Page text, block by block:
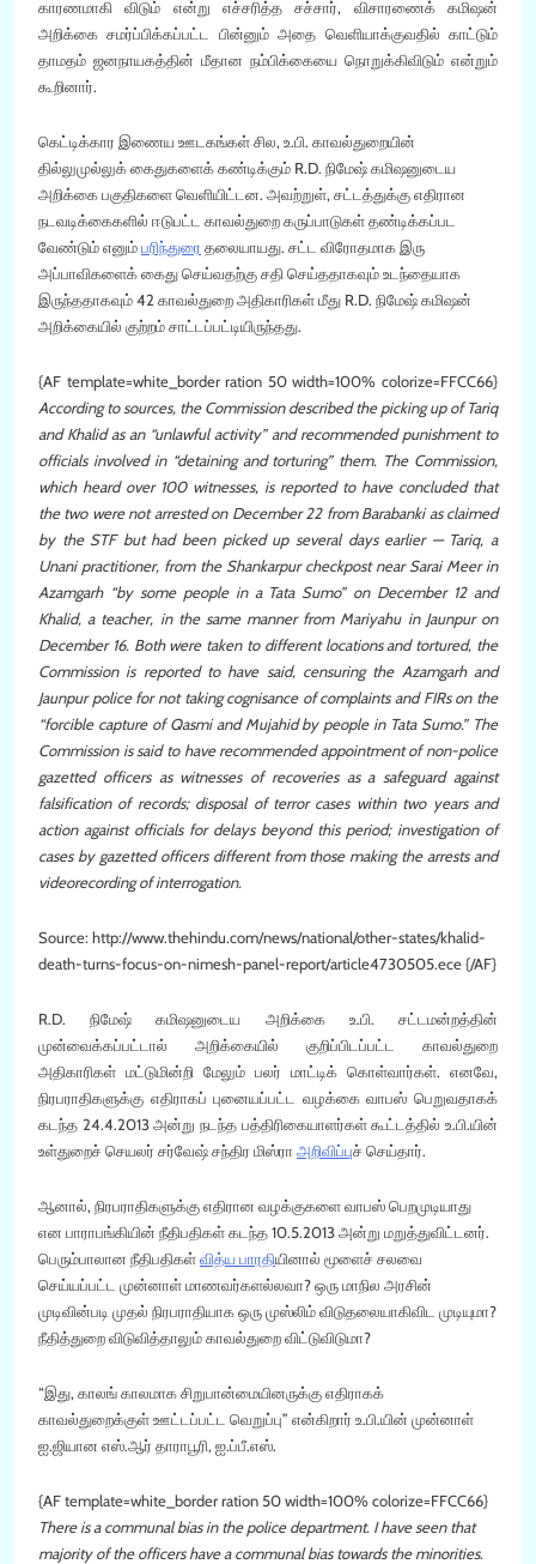
காரணமாகி விடும் என்று எச்சரித்த சச்சார், விசாரணைக் கமிஷன்
அறிக்கை சமர்ப்பிக்கப்பட்ட பின்னும் அதை வெளியாக்குவதில் காட்டும்
தாமதம் ஜனநாயகத்தின் மீதான நம்பிக்கையை நொறுக்கிவிடும் என்றும்
கூறினார்.
கெட்டிக்கார இணைய ஊடகங்கள் சில, உ.பி. காவல்துறையின்
தில்லுமுல்லுக் கைதுகளைக் கண்டிக்கும் R.D. நிமேஷ் கமிஷனுடைய
அறிக்கை பகுதிகளை வெளியிட்டன. அவற்றுள், சட்டத்துக்கு எதிரான
நடவடிக்கைகளில் ஈடுபட்ட காவல்துறை கருப்பாடுகள் தண்டிக்கப்பட
வேண்டும் எனும்பரிந்துரை தலையாயது. சட்ட விரோதமாக இரு
அப்பாவிகளைக் கைது செய்வதற்கு சதி செய்ததாகவும் உடந்தையாக
இருந்ததாகவும் 42 காவல்துறை அதிகாரிகள் மீது R.D. நிமேஷ் கமிஷன்
அறிக்கையில் குற்றம் சாட்டப்பட்டியிருந்தது.
{AF template=white_border ration 50 width=100% colorize=FFCC66}
According to sources, the Commission described the picking up of Tariq
and Khalid as an “unlawful activity” and recommended punishment to
officials involved in “detaining and torturing” them. The Commission,
which heard over 100 witnesses, is reported to have concluded that
the two were not arrested on December 22 from Barabanki as claimed
by the STF but had been picked up several days earlier — Tariq, a
Unani practitioner, from the Shankarpur checkpost near Sarai Meer in
Azamgarh “by some people in a Tata Sumo” on December 12 and
Khalid, a teacher, in the same manner from Mariyahu in Jaunpur on
December 16. Both were taken to different locations and tortured, the
Commission is reported to have said, censuring the Azamgarh and
Jaunpur police for not taking cognisance of complaints and FIRs on the
“forcible capture of Qasmi and Mujahid by people in Tata Sumo.” The
Commission is said to have recommended appointment of non-police
gazetted officers as witnesses of recoveries as a safeguard against
falsification of records; disposal of terror cases within two years and
action against officials for delays beyond this period; investigation of
cases by gazetted officers different from those making the arrests and
videorecording of interrogation.
Source: http://www.thehindu.com/news/national/other-states/khalid-
death-turns-focus-on-nimesh-panel-report/article4730505.ece {/AF}
R.D. நிமேஷ் கமிஷனுடைய அறிக்கை உ.பி. சட்டமன்றத்தின்
முன்வைக்கப்பட்டால் அறிக்கையில் குறிப்பிடப்பட்ட காவல்துறை
அதிகாரிகள் மட்டுமின்றி மேலும் பலர் மாட்டிக் கொள்வார்கள். எனவே,
நிரபராதிகளுக்கு எதிராகப் புனையப்பட்ட வழக்கை வாபஸ் பெறுவதாகக்
கடந்த 24.4.2013 அன்று நடந்த பத்திரிகையாளர்கள் கூட்டத்தில் உ.பி.யின்
உள்துறைச் செயலர் சர்வேஷ் சந்திர மிஸ்ரா அறிவிப்புச் செய்தார்.
ஆனால், நிரபராதிகளுக்கு எதிரான வழக்குகளை வாபஸ் பெறமுடியாது
என பாராபங்கியின் நீதிபதிகள் கடந்த 10.5.2013 அன்று மறுத்துவிட்டனர்.
பெரும்பாலான நீதிபதிகள்வித்ய பாரதியினால் மூளைச் சலவை
செய்யப்பட்ட முன்னாள் மாணவர்களல்லவா? ஒரு மாநில அரசின்
முடிவின்படி முதல் நிரபராதியாக ஒரு முஸ்லிம் விடுதலையாகிவிட முடியுமா?
நீதித்துறை விடுவித்தாலும் காவல்துறை விட்டுவிடுமா?
“இது, காலங் காலமாக சிறுபான்மையினருக்கு எதிராகக்
காவல்துறைக்குள் ஊட்டப்பட்ட வெறுப்பு” என்கிறார் உ.பி.யின் முன்னாள்
ஐ.ஜியான எஸ்.ஆர் தாராபூரி, ஐ.ப்பீ.எஸ்.
{AF template=white_border ration 50 width=100% colorize=FFCC66}
There is a communal bias in the police department. I have seen that
majority of the officers have a communal bias towards the minorities.